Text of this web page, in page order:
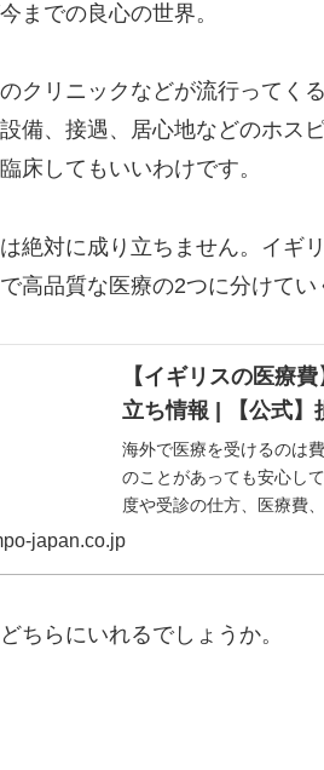
までの良心の世界。
クリニックなどが流行ってく
備、接遇、居心地などのホス
床してもいいわけです。
絶対に成り立ちません。イギ
高品質な医療の2つに分けてい
【イギリスの医療
立ち情報 | 【公式】
海外で医療を受けるのは
のことがあっても安心し
度や受診の仕方、医療費
japan.co.jp
ちらにいれるでしょうか。